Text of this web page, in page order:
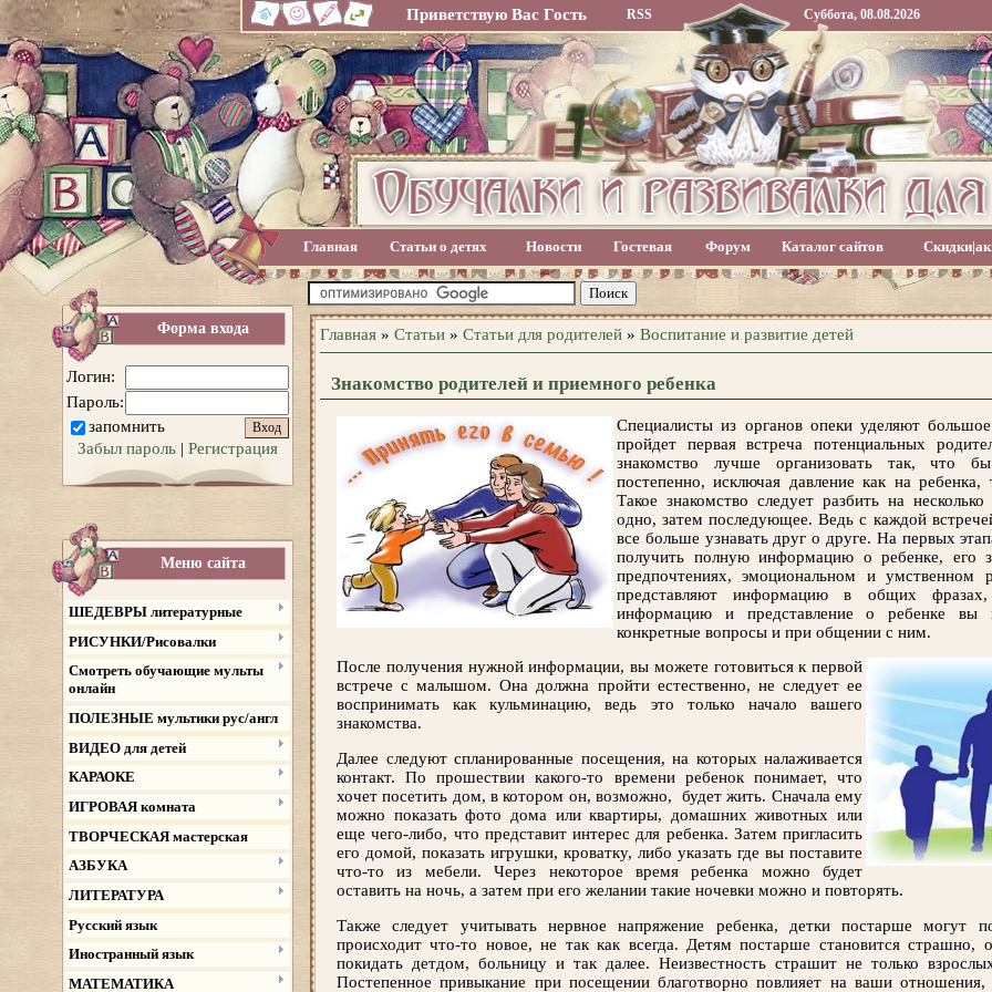
Приветствую Вас Гость RSS Суббота, 08.08.2026
Главная Статьи о детях Новости Гостевая Форум Каталог сайтов
Форма входа
Логин:
Пароль:
запомнить
Забыл пароль | Регистрация
Меню сайта
ШЕДЕВРЫ литературные
РИСУНКИ/Рисовалки
Смотреть обучающие мульты
онлайн
ПОЛЕЗНЫЕ мультики рус/англ
ВИДЕО для детей
КАРАОКЕ
ИГРОВАЯ комната
ТВОРЧЕСКАЯ мастерская
АЗБУКА
ЛИТЕРАТУРА
Русский язык
Иностранный язык
МАТЕМАТИКА
Главная » Статьи » Статьи для родителей » Воспитание и развитие детей
Знакомство родителей и приемного ребенка
Специалисты из органов опеки уделяют
пройдет первая встреча потенциальных
знакомство лучше организовать так, что
постепенно, исключая давление как на
Такое знакомство следует разбить на
одно, затем последующее. Ведь с каждой
все больше узнавать друг о друге. На первых
получить полную информацию о ребенке, его
предпочтениях, эмоциональном и умственном
представляют информацию в общих
информацию и представление о ребенке вы
конкретные вопросы и при общении с ним.
После получения нужной информации, вы можете готовиться к первой
встрече с малышом. Она должна пройти естественно, не следует ее
воспринимать как кульминацию, ведь это только начало вашего
знакомства.
Далее следуют спланированные посещения, на которых налаживается
контакт. По прошествии какого-то времени ребенок понимает, что
хочет посетить дом, в котором он, возможно, будет жить. Сначала ему
можно показать фото дома или квартиры, домашних животных или
еще чего-либо, что представит интерес для ребенка. Затем пригласить
его домой, показать игрушки, кроватку, либо указать где вы поставите
что-то из мебели. Через некоторое время ребенка можно будет
оставить на ночь, а затем при его желании такие ночевки можно и повторять.
Также следует учитывать нервное напряжение ребенка, детки постарше могут
происходит что-то новое, не так как всегда. Детям постарше становится страшно,
покидать детдом, больницу и так далее. Неизвестность страшит не только
Постепенное привыкание при посещении благотворно повлияет на ваши отношения,